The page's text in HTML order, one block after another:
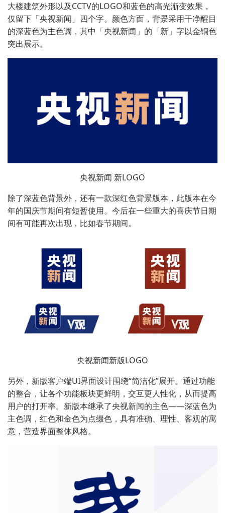
大楼建筑外形以及CCTV的LOGO和蓝色的高光渐变效果，
仅留下「央视新闻」四个字。颜色方面，背景采用干净醒目
的深蓝色为主色调，其中「央视新闻」的「新」字以金铜色
突出展示。
央视新闻 新LOGO
除了深蓝色背景外，还有一款深红色背景版本，此版本在今
年的国庆节期间有短暂使用。今后在一些重大的喜庆节日期
间有可能再次出现，比如春节期间。
央视新闻新版LOGO
另外，新版客户端UI界面设计围绕“简洁化”展开。通过功能
的整合，让各个功能板块更鲜明，交互更人性化，从而提高
用户的打开率。新版本继承了央视新闻的主色——深蓝色为
主色调，红色和金色为点缀色，具有准确、理性、客观的寓
意，营造界面整体风格。